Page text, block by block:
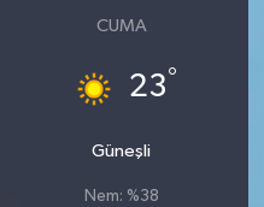
CUMA
23°
Güneşli
Nem: %38